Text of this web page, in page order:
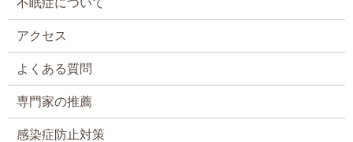
アクセス
よくある質問
専門家の推薦
感染症防止対策